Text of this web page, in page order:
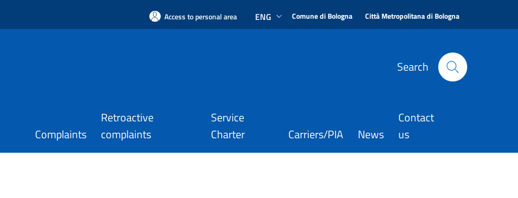
Access to personal area ENG Comune di Bologna Città Metropolitana di Bologna
Search
Complaints
Retroactive
complaints
Service
Charter
Carriers/PIA News
Contact
us